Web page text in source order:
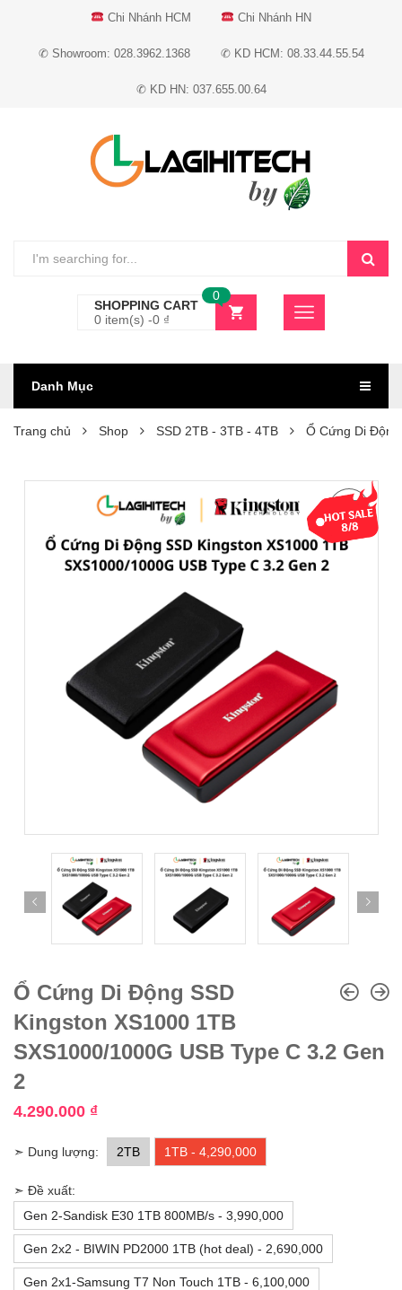
Chi Nhánh HCM Chi Nhánh HN
✆ Showroom: 028.3962.1368 ✆ KD HCM: 08.33.44.55.54
✆ KD HN: 037.655.00.64
SHOPPING CART
0 item(s) -0 ₫
0
Danh Mục
Trang chủ Shop SSD 2TB - 3TB - 4TB Ổ Cứng Di Động
Ổ Cứng Di Động SSD
Kingston XS1000 1TB
SXS1000/1000G USB Type C 3.2 Gen
2
4.290.000 ₫
➣ Dung lượng: 2TB 1TB - 4,290,000
➣ Đề xuất:
Gen 2-Sandisk E30 1TB 800MB/s - 3,990,000
Gen 2x2 - BIWIN PD2000 1TB (hot deal) - 2,690,000
Gen 2x1-Samsung T7 Non Touch 1TB - 6,100,000